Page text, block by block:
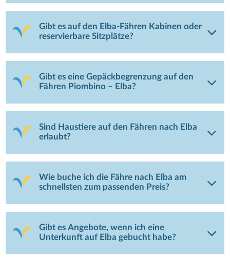
Gibt es auf den Elba-Fähren Kabinen oder
reservierbare Sitzplätze?
Gibt es eine Gepäckbegrenzung auf den
Fähren Piombino – Elba?
Sind Haustiere auf den Fähren nach Elba
erlaubt?
Wie buche ich die Fähre nach Elba am
schnellsten zum passenden Preis?
Gibt es Angebote, wenn ich eine
Unterkunft auf Elba gebucht habe?